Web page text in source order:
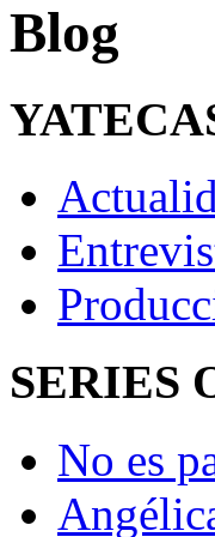
Blog
SERIES
No es